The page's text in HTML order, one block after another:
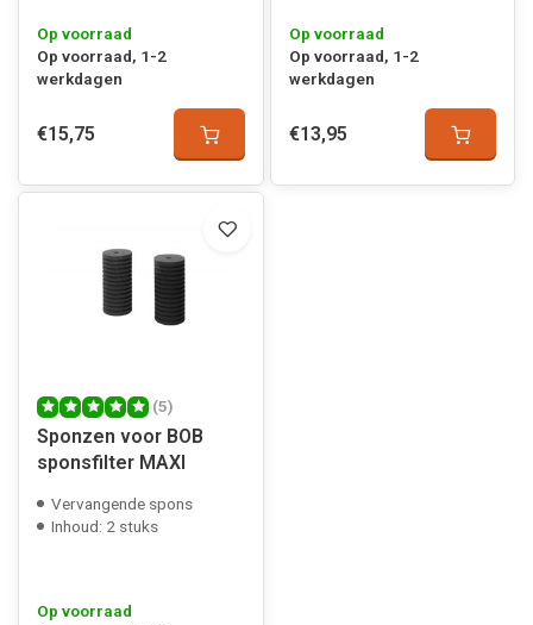
Op voorraad
Op voorraad, 1-2
werkdagen
€15,75
Op voorraad
Op voorraad, 1-2
werkdagen
€13,95
(5)
Sponzen voor BOB
sponsfilter MAXI
Vervangende spons
Inhoud: 2 stuks
Op voorraad